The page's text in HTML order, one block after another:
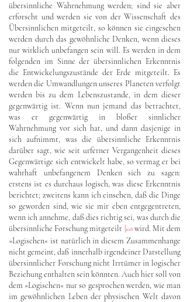
übersinnliche Wahrnehmung werden; sind sie aber
erforscht und werden sie von der Wissenschaft des
Übersinnlichen mitgeteilt, so können sie eingesehen
werden durch das gewöhnliche Denken, wenn dieses
nur wirklich unbefangen sein will. Es werden in dem
folgenden im Sinne der übersinnlichen Erkenntnis
die Entwickelungszustände der Erde mitgeteilt. Es
werden die Umwandlungen unseres Planeten verfolgt
werden bis zu dem Lebenszustande, in dem dieser
gegenwärtig ist. Wenn nun jemand das betrachtet,
was er gegenwärtig in bloßer sinnlicher
Wahrnehmung vor sich hat, und dann dasjenige in
sich aufnimmt, was die übersinnliche Erkenntnis
darüber sagt, wie seit urferner Vergangenheit dieses
Gegenwärtige sich entwickelt habe, so vermag er bei
wahrhaft unbefangenem Denken sich zu sagen:
erstens ist es durchaus logisch, was diese Erkenntnis
berichtet; zweitens kann ich einsehen, daß die Dinge
so geworden sind, wie sie mir eben entgegentreten,
wenn ich annehme, daß dies richtig sei, was durch die
übersinnliche Forschung mitgeteilt
108wird. Mit dem
»Logischen« ist natürlich in diesem Zusammenhange
nicht gemeint, daß innerhalb irgendeiner Darstellung
übersinnlicher Forschung nicht Irrtümer in logischer
Beziehung enthalten sein könnten. Auch hier soll von
dem »Logischen« nur so gesprochen werden, wie man
im gewöhnlichen Leben der physischen Welt davon